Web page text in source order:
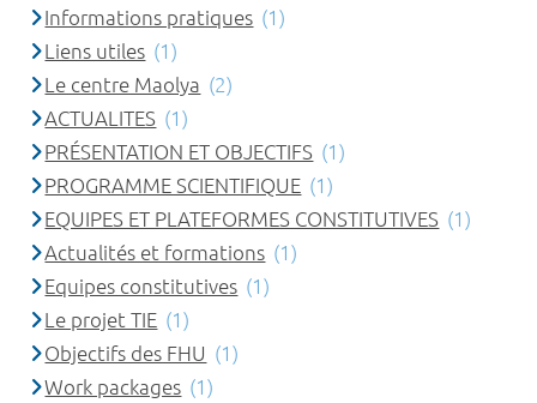
Informations pratiques (1)
Liens utiles (1)
Le centre Maolya (2)
ACTUALITES (1)
PRÉSENTATION ET OBJECTIFS (1)
PROGRAMME SCIENTIFIQUE (1)
EQUIPES ET PLATEFORMES CONSTITUTIVES (1)
Actualités et formations (1)
Equipes constitutives (1)
Le projet TIE (1)
Objectifs des FHU (1)
Work packages (1)